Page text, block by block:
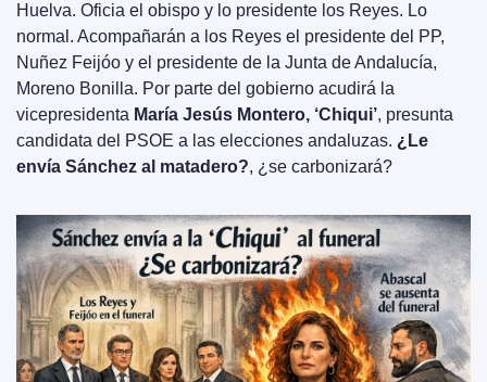
Huelva. Oficia el obispo y lo presidente los Reyes. Lo
normal. Acompañarán a los Reyes el presidente del PP,
Nuñez Feijóo y el presidente de la Junta de Andalucía,
Moreno Bonilla. Por parte del gobierno acudirá la
vicepresidenta María Jesús Montero, ‘Chiqui’, presunta
candidata del PSOE a las elecciones andaluzas. ¿Le
envía Sánchez al matadero?, ¿se carbonizará?